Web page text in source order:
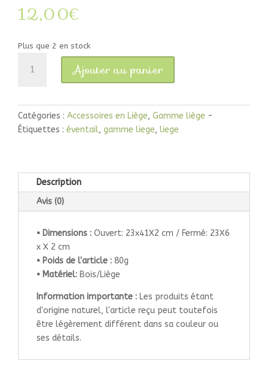
12,00€
Plus que 2 en stock
liège
Ajouter au panier
Catégories : Accessoires en Liège, Gamme liège
Étiquettes : éventail, gamme liege, liege
Description
Avis (0)
• Dimensions : Ouvert: 23x41X2 cm / Fermé: 23X6
x X 2 cm
• Poids de l'article : 80g
• Matériel: Bois/Liège
Information importante : Les produits étant
d'origine naturel, l'article reçu peut toutefois
être légèrement différent dans sa couleur ou
ses détails.